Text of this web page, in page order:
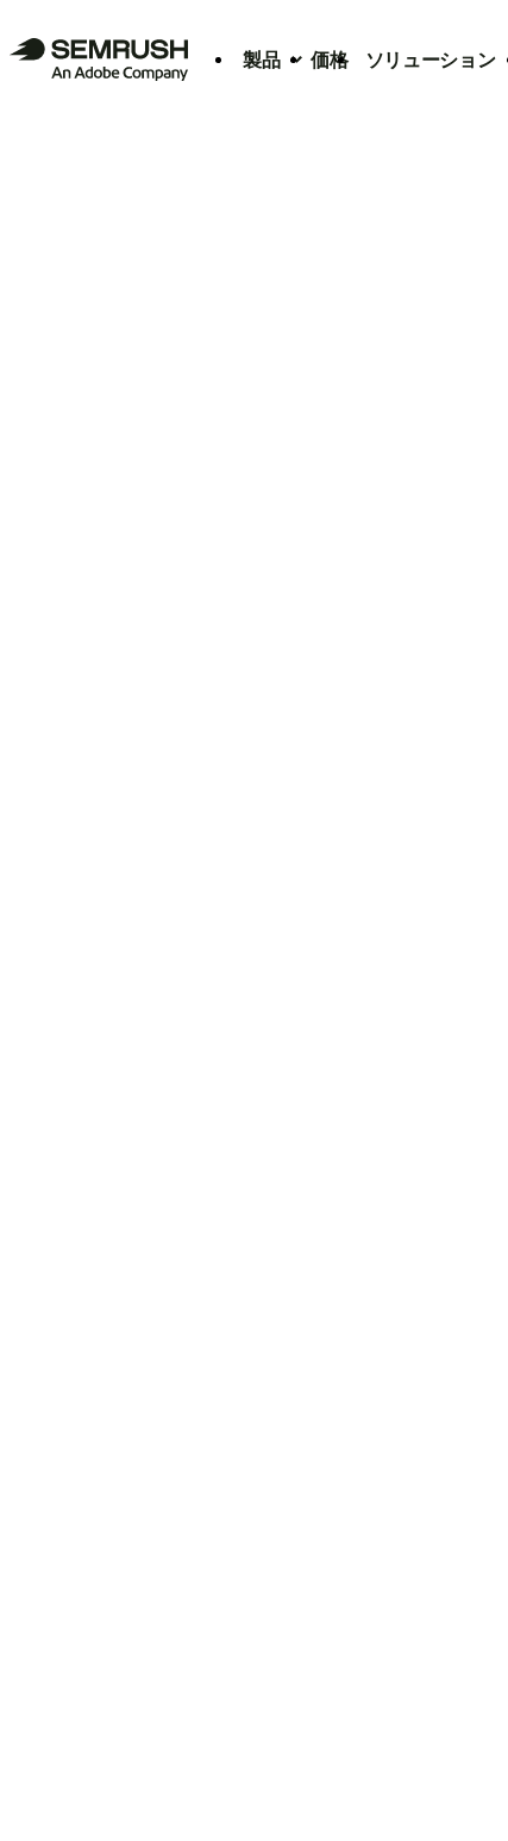
製品 価格 ソリューション